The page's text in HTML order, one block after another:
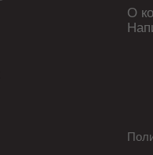
О